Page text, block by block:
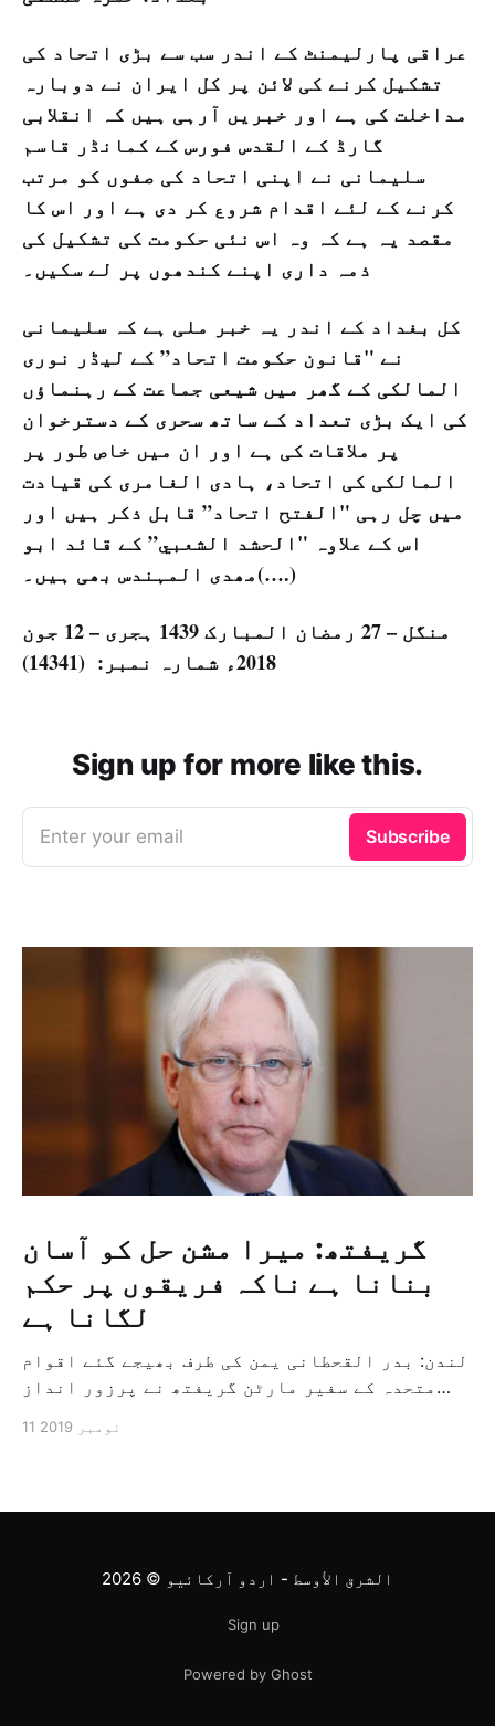
عراقی پارلیمنٹ کے اندر سب سے بڑی اتحاد کی
تشکیل کرنے کی لائن پر کل ایران نے دوبارہ
مداخلت کی ہے اور خبریں آرہی ہیں کہ انقلابی
گارڈ کے القدس فورس کے کمانڈر قاسم
سلیمانی نے اپنی اتحاد کی صفوں کو مرتب
کرنے کے لئے اقدام شروع کر دی ہے اور اس کا
مقصد یہ ہے کہ وہ اس نئی حکومت کی تشکیل کی
ذمہ داری اپنے کندھوں پر لے سکیں۔
کل بغداد کے اندر یہ خبر ملی ہے کہ سلیمانی
نے "قانون حکومت اتحاد” کے لیڈر نوری
المالکی کے گھر میں شیعی جماعت کے رہنماؤں
کی ایک بڑی تعداد کے ساتھ سحری کے دسترخوان
پر ملاقات کی ہے اور ان میں خاص طور پر
المالکی کی اتحاد، ہادی الغامری کی قیادت
میں چل رہی "الفتح اتحاد” قابل ذکر ہیں اور
اس کے علاوہ "الحشد الشعبي” کے قائد ابو
مھدی المہندس بھی ہیں۔(….)
منگل – 27 رمضان المبارک 1439 ہجری – 12 جون
2018ء شمارہ نمبر: (14341)
Sign up for more like this.
Enter your email Subscribe
گریفتھ: میرا مشن حل کو آسان
بنانا ہے ناکہ فریقوں پر حکم
لگانا ہے
لندن: بدر القحطانی یمن کی طرف بھیجے گئے اقوام
متحدہ کے سفیر مارٹن گریفتھ نے پرزور انداز
ثالثی اور اس کشمکش کی حدبندی کرنے کے لئے ایک
11 نومبر 2019
الشرق الأوسط - اردو آرکائیو © 2026
Sign up
Powered by Ghost